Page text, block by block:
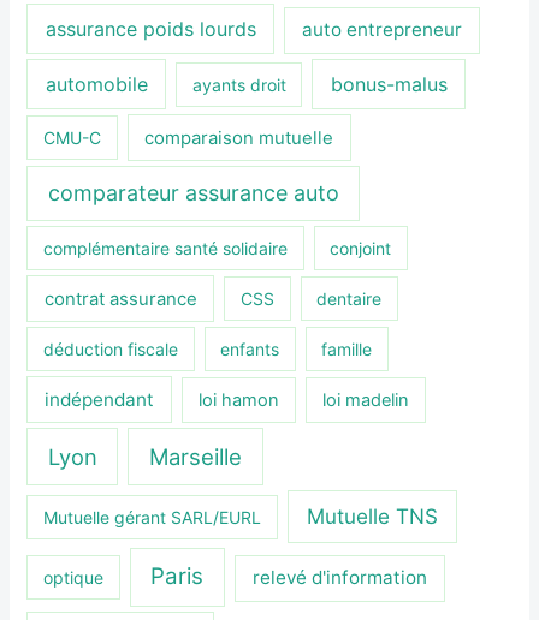
assurance poids lourds auto entrepreneur
automobile ayants droit bonus-malus
CMU-C comparaison mutuelle
comparateur assurance auto
complémentaire santé solidaire conjoint
contrat assurance CSS dentaire
déduction fiscale enfants famille
indépendant loi hamon loi madelin
Lyon Marseille
Mutuelle gérant SARL/EURL Mutuelle TNS
optique Paris relevé d'information